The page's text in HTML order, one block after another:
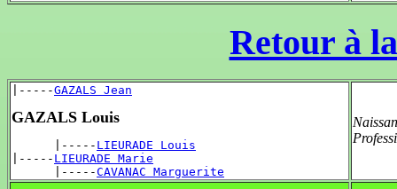
Retour à
|-----GAZALS Jean
GAZALS Louis
      |-----
LIEURADE Louis
|----- LIEURADE Marie
      |-----
CAVANAC Marguerite